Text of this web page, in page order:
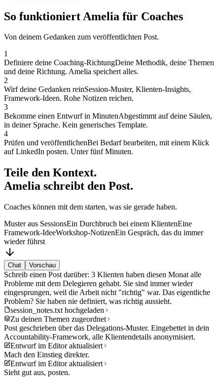
So funktioniert Amelia für Coaches
Von deinem Gedanken zum veröffentlichten Post.
1
Definiere deine Coaching-RichtungDeine Methodik, deine Themen
und deine Richtung. Amelia speichert alles.
2
Wirf deine Gedanken reinSession-Muster, Klienten-Insights,
Framework-Ideen. Rohe Notizen reichen.
3
Bekomme einen Entwurf in MinutenAbgestimmt auf deine Säulen,
in deiner Sprache. Kein generisches Template.
4
Prüfen und veröffentlichenBei Bedarf bearbeiten, mit einem Klick
auf LinkedIn posten. Unter fünf Minuten.
Teile den Kontext.
Amelia schreibt den Post.
Coaches können mit dem starten, was sie gerade haben.
Muster aus SessionsEin Durchbruch bei einem KlientenEine
Framework-IdeeWorkshop-NotizenEin Gespräch, das du immer
wieder führst
Chat Vorschau
Schreib einen Post darüber: 3 Klienten haben diesen Monat alle
Probleme mit dem Delegieren gehabt. Sie sind immer wieder
eingesprungen, weil die Arbeit nicht "richtig" war. Das eigentliche
Problem? Sie haben nie definiert, was richtig aussieht.
session_notes.txt hochgeladen
Zu deinen Themen zugeordnet
Post geschrieben über das Delegations-Muster. Eingebettet in dein
Accountability-Framework, alle Klientendetails anonymisiert.
Entwurf im Editor aktualisiert
Mach den Einstieg direkter.
Entwurf im Editor aktualisiert
Sieht gut aus, posten.